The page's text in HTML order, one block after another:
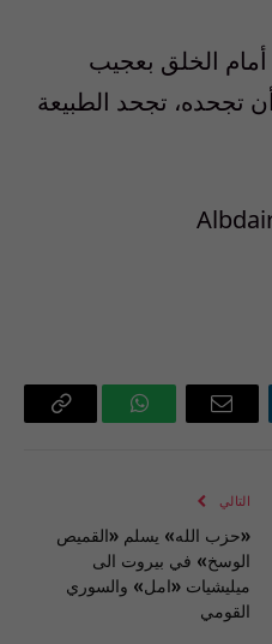
أمام الخلق بعجيب
تجحده، تجحد الطبيعة
البريد
واتساب Copy
التالي
«حزب الله» يسلم «القميص
الوسخ» في بيروت الى
ميليشيات «امل» والسوري
القومي